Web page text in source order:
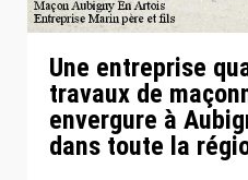
Une entreprise
travaux de
envergure à
dans toute la